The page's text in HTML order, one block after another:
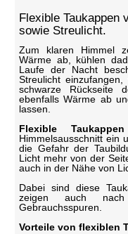
Flexible Taukappen
sowie Streulicht.
Zum klaren Himmel
Wärme ab, kühlen
Laufe der Nacht
Streulicht
schwarze Rückseite
ebenfalls Wärme ab
lassen.
Flexible
Himmelsausschnitt ein
die Gefahr der
Licht mehr von der
auch in der Nähe von
Dabei sind diese
zeigen auch
Gebrauchsspuren.
Vorteile von flexiblen